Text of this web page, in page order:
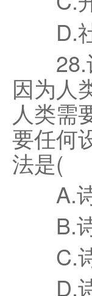
D.社
28.诗
因为人
人类需
要任何
法是(
A.诗
B.诗
C.诗
D.诗